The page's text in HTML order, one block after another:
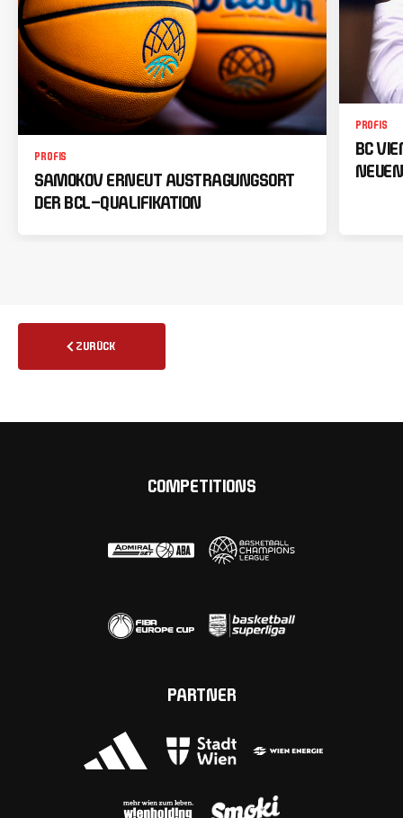
PROFIS
SAMOKOV ERNEUT AUSTRAGUNGSORT
DER BCL-QUALIFIKATION
PROFIS
BC
ZURÜCK
COMPETITIONS
PARTNER